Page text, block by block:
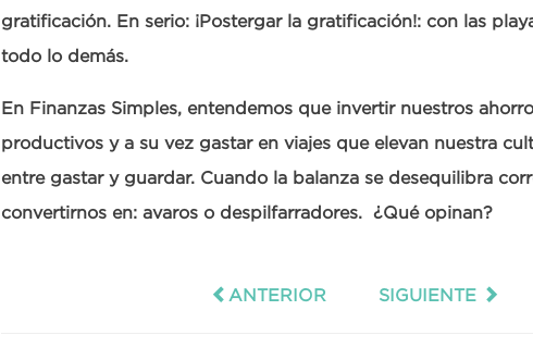
gratificación. En serio: ¡Postergar la gratificación!: con las
todo lo demás.
En Finanzas Simples, entendemos que invertir nuestros
productivos y a su vez gastar en viajes que elevan nuestra
entre gastar y guardar. Cuando la balanza se desequilibra
convertirnos en: avaros o despilfarradores. ¿Qué opinan?
ANTERIOR SIGUIENTE